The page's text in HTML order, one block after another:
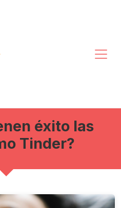
éxito las
Tinder?